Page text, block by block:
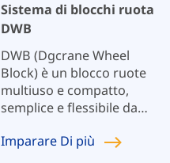
Sistema di blocchi ruota
DWB
DWB (Dgcrane Wheel
Block) è un blocco ruote
multiuso e compatto,
semplice e flessibile da
eccellenti; ampia gamma
Imparare Di più